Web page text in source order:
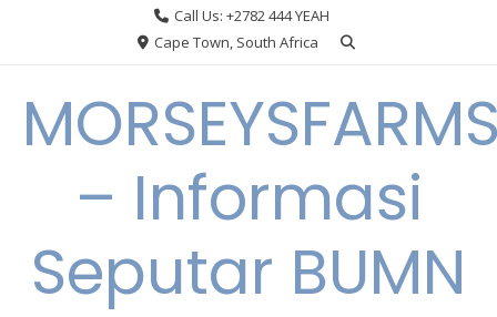
Call Us: +2782 444 YEAH
Cape Town, South Africa
– Informasi
Seputar BUMN